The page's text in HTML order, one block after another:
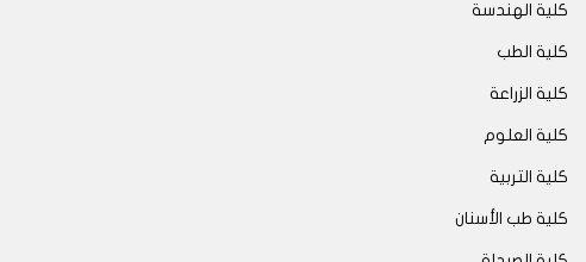
كلية الهندسة
كلية الطب
كلية الزراعة
كلية العلوم
كلية التربية
كلية طب الأسنان